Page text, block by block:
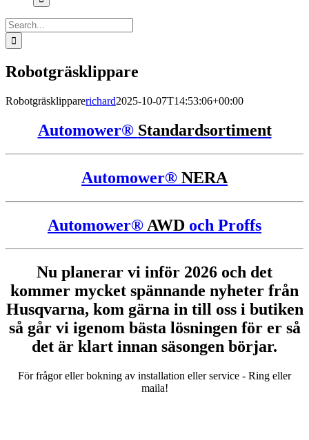
Search
for:
Robotgräsklippare
Robotgräsklipparerichard2025-10-07T14:53:06+00:00
Automower® Standardsortiment
Automower® NERA
Automower® AWD och Proffs
Nu planerar vi inför 2026 och det
kommer mycket spännande nyheter från
Husqvarna, kom gärna in till oss i butiken
så går vi igenom bästa lösningen för er så
det är klart innan säsongen börjar.
För frågor eller bokning av installation eller service - Ring eller
maila!